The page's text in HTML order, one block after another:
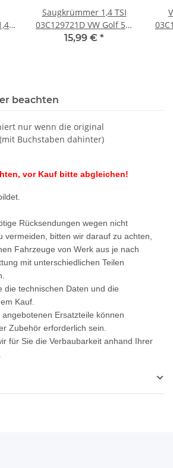
Saugkrümmer 1,4 TSI
03C129721D VW Golf 5 6
Eos Touran 1T3 Polo 6R
15,99 € *
beachten
nur wenn die original
Buchstaben dahinter)
vor Kauf bitte abgleichen!
Rücksendungen wegen nicht
vermeiden, bitten wir darauf zu achten,
Fahrzeuge von Werk aus je nach
mit unterschiedlichen Teilen
die technischen Daten und die
Kauf.
Ersatzteile können
Zubehör erforderlich sein.
für Sie die Verbaubarkeit anhand Ihrer